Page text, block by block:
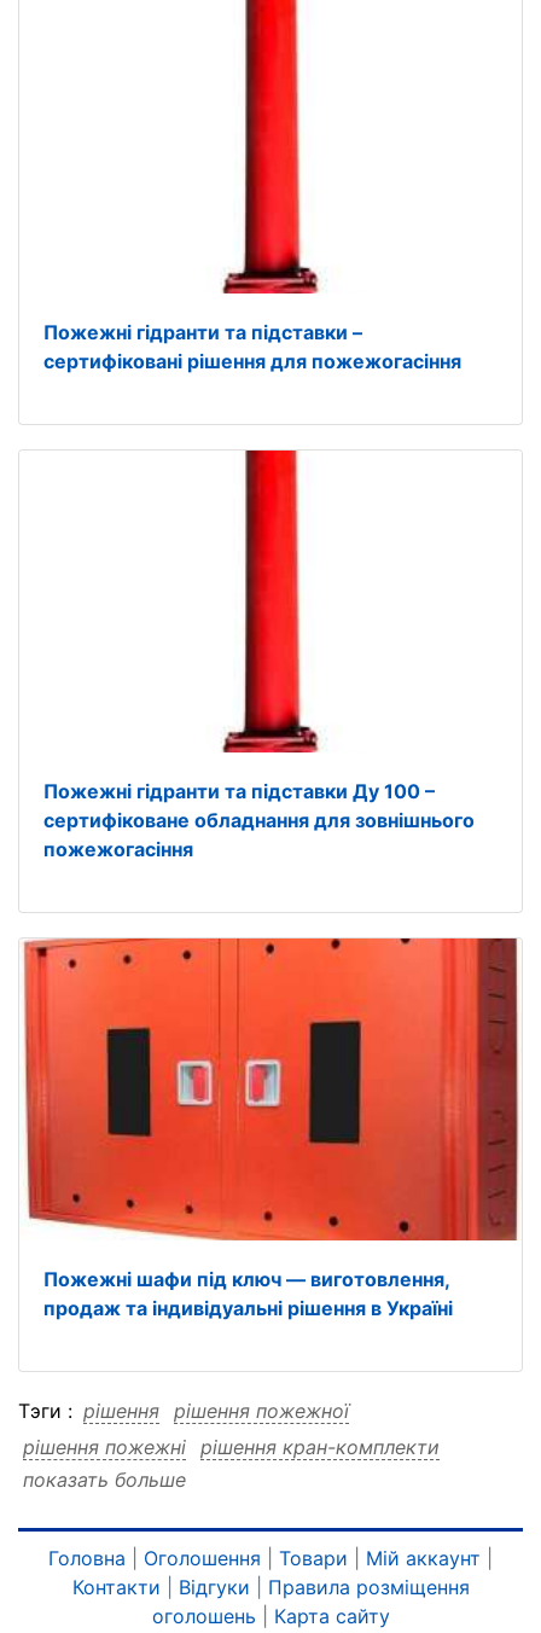
Пожежні гідранти та підставки –
сертифіковані рішення для пожежогасіння
Пожежні гідранти та підставки Ду 100 –
сертифіковане обладнання для зовнішнього
пожежогасіння
Пожежні шафи під ключ — виготовлення,
продаж та індивідуальні рішення в Україні
Тэги : рішення рішення пожежної
рішення пожежні рішення кран-комплекти
рішення готові рішення будівель
рішення безпеки пожежні
рішення безпеки кран-комплекти
рішення безпеки готові
рішення безпеки будівель
показать больше
Головна Оголошення Товари Мій аккаунт
Контакти
Відгуки
Правила розміщення
оголошень
Карта сайту